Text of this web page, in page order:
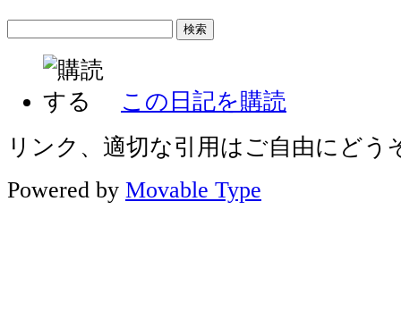
この日記を購読
リンク、適切な引用はご自由にどう
Powered by Movable Type